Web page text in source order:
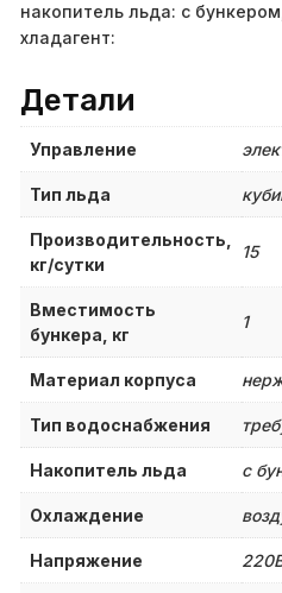
накопитель льда: с
хладагент:
Детали
Управление
Тип льда
Производительность,
кг/сутки
15
Вместимость
бункера, кг
1
Материал корпуса
Тип водоснабжения
Накопитель льда с
Охлаждение
Напряжение